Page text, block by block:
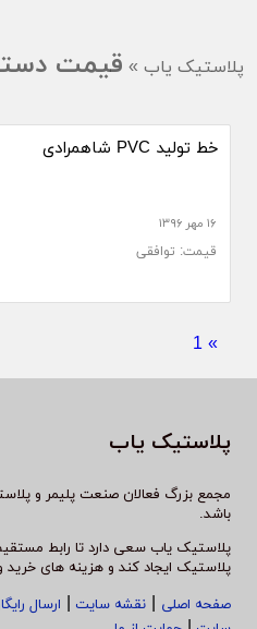
پلاستیک یاب » قیمت
خط تولید PVC شاهمرادی
۱۶ مهر ۱۳۹۶
قیمت: توافقی
»
1
پلاستیک یاب
مجمع بزرگ فعالان صنعت پلیمر و
باشد.
پلاستیک یاب سعی دارد تا رابط
پلاستیک ایجاد کند و هزینه های
صفحه اصلی
نقشه سایت ارسال